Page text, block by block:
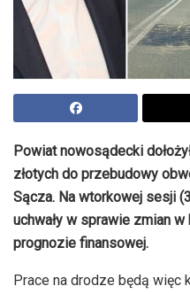
Powiat nowosądecki
złotych do przebudowy
Sącza. Na wtorkowej sesji
uchwały w sprawie zmian
prognozie finansowej.
Prace na drodze będą więc